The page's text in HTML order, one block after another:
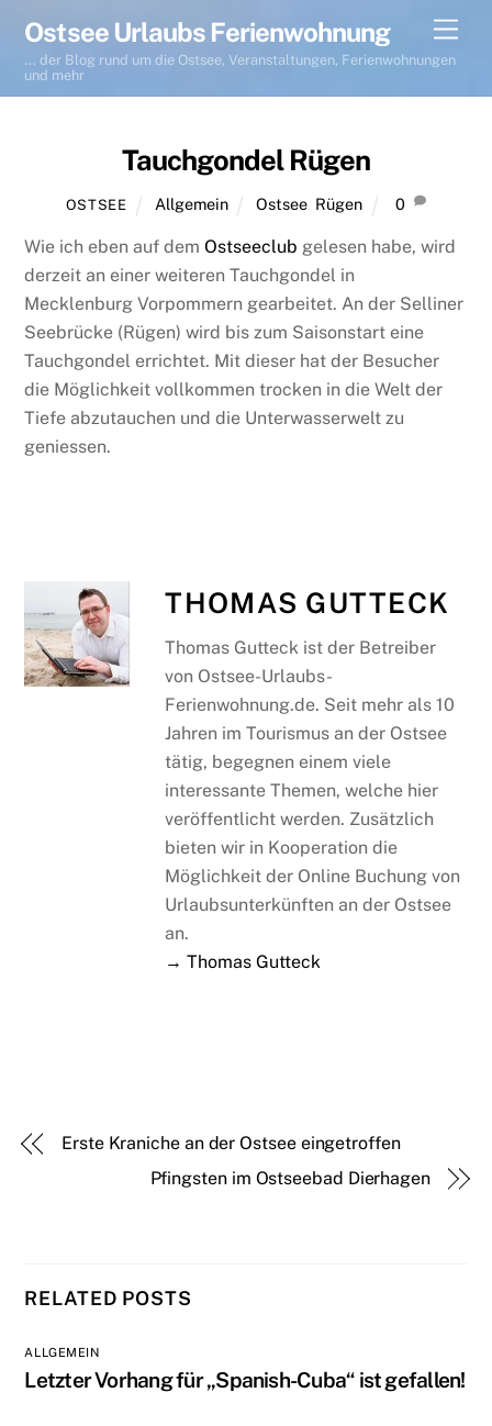
content
Ostsee Urlaubs Ferienwohnung
... der Blog rund um die Ostsee, Veranstaltungen, Ferienwohnungen
und mehr
Tauchgondel Rügen
OSTSEE Allgemein Ostsee Rügen 0
Wie ich eben auf demOstseeclub gelesen habe, wird
derzeit an einer weiteren Tauchgondel in
Mecklenburg Vorpommern gearbeitet. An der Selliner
Seebrücke (Rügen) wird bis zum Saisonstart eine
Tauchgondel errichtet. Mit dieser hat der Besucher
die Möglichkeit vollkommen trocken in die Welt der
Tiefe abzutauchen und die Unterwasserwelt zu
geniessen.
THOMAS GUTTECK
Thomas Gutteck ist der Betreiber
von Ostsee-Urlaubs-
Ferienwohnung.de. Seit mehr als 10
Jahren im Tourismus an der Ostsee
tätig, begegnen einem viele
interessante Themen, welche hier
veröffentlicht werden. Zusätzlich
bieten wir in Kooperation die
Möglichkeit der Online Buchung von
Urlaubsunterkünften an der Ostsee
an.
→ Thomas Gutteck
Erste Kraniche an der Ostsee eingetroffen
Pfingsten im Ostseebad Dierhagen
RELATED POSTS
ALLGEMEIN
Letzter Vorhang für „Spanish-Cuba“ ist gefallen!